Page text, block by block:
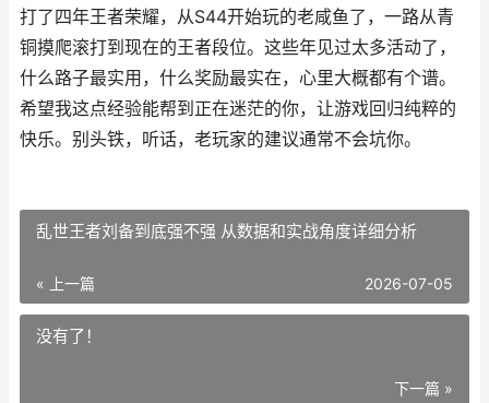
打了四年王者荣耀，从S44开始玩的老咸鱼了，一路从青
铜摸爬滚打到现在的王者段位。这些年见过太多活动了，
什么路子最实用，什么奖励最实在，心里大概都有个谱。
希望我这点经验能帮到正在迷茫的你，让游戏回归纯粹的
快乐。别头铁，听话，老玩家的建议通常不会坑你。
乱世王者刘备到底强不强 从数据和实战角度详细分析
« 上一篇 2026-07-05
没有了！
下一篇 »